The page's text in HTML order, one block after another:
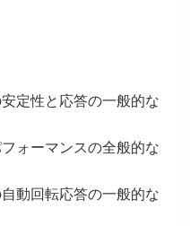
定性と応答の一般的な
ォーマンスの全般的な
動回転応答の一般的な